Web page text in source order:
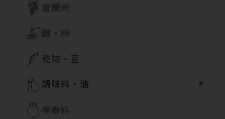
宜蘭米
麵・粉
乾物・豆
調味料・油
辛香料